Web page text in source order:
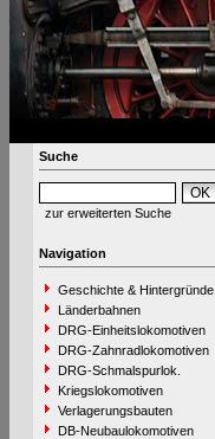
Suche
zur erweiterten Suche
Navigation
Geschichte & Hintergründe
Länderbahnen
DRG-Einheitslokomotiven
DRG-Zahnradlokomotiven
DRG-Schmalspurlok.
Kriegslokomotiven
Verlagerungsbauten
DB-Neubaulokomotiven